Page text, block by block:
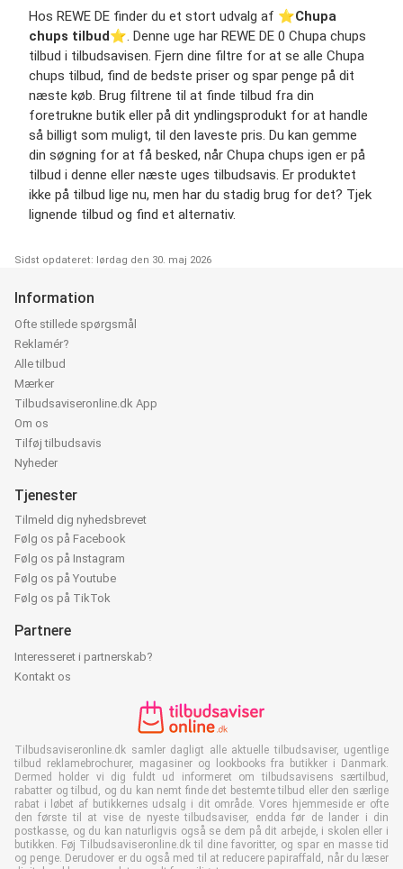
Hos REWE DE finder du et stort udvalg af ⭐️Chupa
chups tilbud⭐️. Denne uge har REWE DE 0 Chupa chups
tilbud i tilbudsavisen. Fjern dine filtre for at se alle Chupa
chups tilbud, find de bedste priser og spar penge på dit
næste køb. Brug filtrene til at finde tilbud fra din
foretrukne butik eller på dit yndlingsprodukt for at handle
så billigt som muligt, til den laveste pris. Du kan gemme
din søgning for at få besked, når Chupa chups igen er på
tilbud i denne eller næste uges tilbudsavis. Er produktet
ikke på tilbud lige nu, men har du stadig brug for det? Tjek
lignende tilbud og find et alternativ.
Sidst opdateret: lørdag den 30. maj 2026
Information
Ofte stillede spørgsmål
Reklamér?
Alle tilbud
Mærker
Tilbudsaviseronline.dk App
Om os
Tilføj tilbudsavis
Nyheder
Tjenester
Tilmeld dig nyhedsbrevet
Følg os på Facebook
Følg os på Instagram
Følg os på Youtube
Følg os på TikTok
Partnere
Interesseret i partnerskab?
Kontakt os
Tilbudsaviseronline.dk samler dagligt alle aktuelle tilbudsaviser, ugentlige
tilbud reklamebrochurer, magasiner og lookbooks fra butikker i Danmark.
Dermed holder vi dig fuldt ud informeret om tilbudsavisens særtilbud,
rabatter og tilbud, og du kan nemt finde det bestemte tilbud eller den særlige
rabat i løbet af butikkernes udsalg i dit område. Vores hjemmeside er ofte
den første til at vise de nyeste tilbudsaviser, endda før de lander i din
postkasse, og du kan naturligvis også se dem på dit arbejde, i skolen eller i
butikken. Føj Tilbudsaviseronline.dk til dine favoritter, og spar en masse tid
og penge. Derudover er du også med til at reducere papiraffald, når du læser